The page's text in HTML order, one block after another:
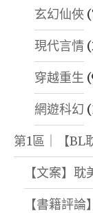
玄幻仙俠
現代言情
穿越重生
網遊科幻
第1區｜【BL
【文案】耽
【書籍評